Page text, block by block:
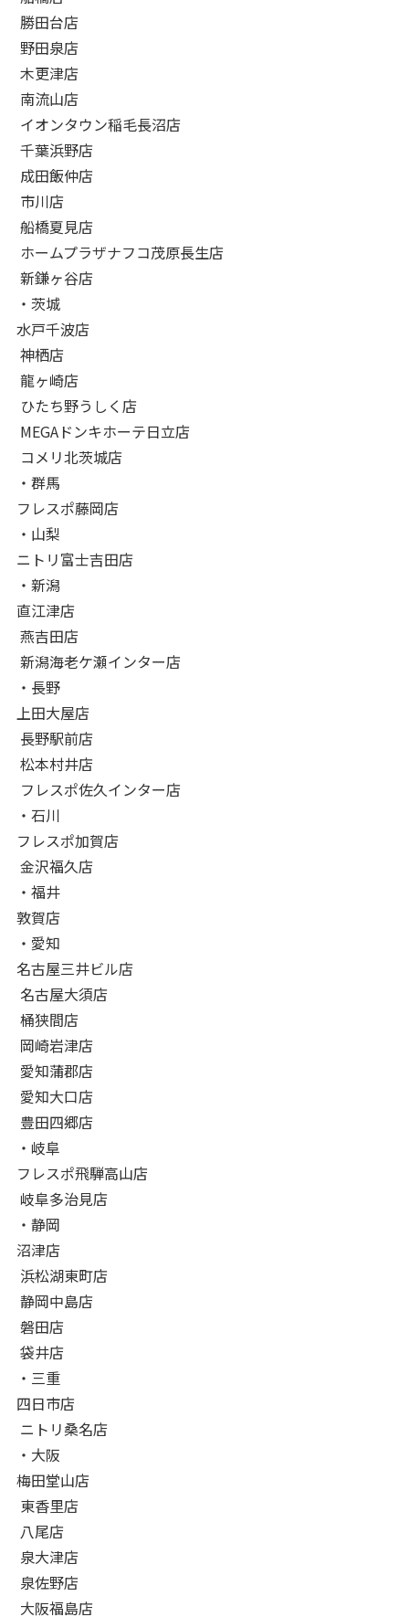
勝田台店
野田泉店
木更津店
南流山店
イオンタウン稲毛長沼店
千葉浜野店
成田飯仲店
市川店
船橋夏見店
ホームプラザナフコ茂原長生店
新鎌ヶ谷店
・茨城
水戸千波店
神栖店
龍ヶ崎店
ひたち野うしく店
MEGAドンキホーテ日立店
コメリ北茨城店
・群馬
フレスポ藤岡店
・山梨
ニトリ富士吉田店
・新潟
直江津店
燕吉田店
新潟海老ケ瀬インター店
・長野
上田大屋店
長野駅前店
松本村井店
フレスポ佐久インター店
・石川
フレスポ加賀店
金沢福久店
・福井
敦賀店
・愛知
名古屋三井ビル店
名古屋大須店
桶狭間店
岡崎岩津店
愛知蒲郡店
愛知大口店
豊田四郷店
・岐阜
フレスポ飛騨高山店
岐阜多治見店
・静岡
沼津店
浜松湖東町店
静岡中島店
磐田店
袋井店
・三重
四日市店
ニトリ桑名店
・大阪
梅田堂山店
東香里店
八尾店
泉大津店
泉佐野店
大阪福島店